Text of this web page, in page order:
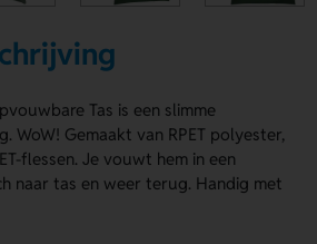
Tas is een slimme
WoW! Gemaakt van RPET polyester,
flessen. Je vouwt hem in een
naar tas en weer terug. Handig met
Groen, Wit, Rood, Blauw, Zwart en